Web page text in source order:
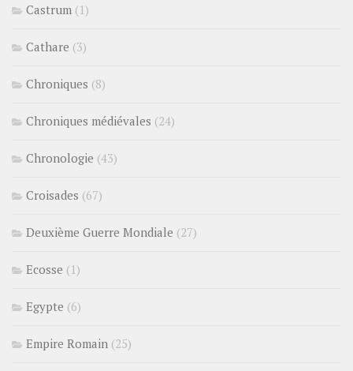
Castrum (1)
Cathare (3)
Chroniques (8)
Chroniques médiévales (24)
Chronologie (43)
Croisades (67)
Deuxième Guerre Mondiale (27)
Ecosse (1)
Egypte (6)
Empire Romain (25)